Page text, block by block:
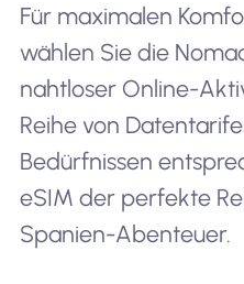
Für maximalen
wählen Sie die
nahtloser Online-
Reihe von
Bedürfnissen
eSIM der perfekte
Spanien-Abenteuer.